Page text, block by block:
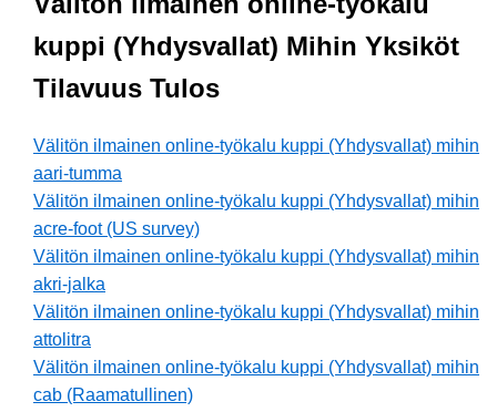
kuppi (Yhdysvallat) Mihin Yksiköt
Tilavuus Tulos
Välitön ilmainen online-työkalu kuppi (Yhdysvallat) mihin
aari-tumma
Välitön ilmainen online-työkalu kuppi (Yhdysvallat) mihin
acre-foot (US survey)
Välitön ilmainen online-työkalu kuppi (Yhdysvallat) mihin
akri-jalka
Välitön ilmainen online-työkalu kuppi (Yhdysvallat) mihin
attolitra
Välitön ilmainen online-työkalu kuppi (Yhdysvallat) mihin
cab (Raamatullinen)